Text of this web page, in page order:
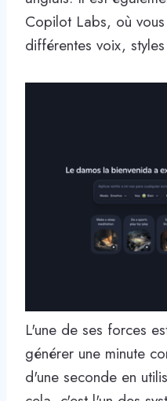
Copilot Labs, où
différentes voix,
L'une de ses forces
générer une minute
d'une seconde en